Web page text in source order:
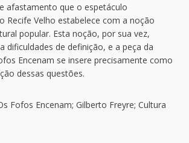
afastamento que o espetáculo
Recife Velho estabelece com a noção
popular. Esta noção, por sua vez,
dificuldades de definição, e a peça da
Encenam se insere precisamente como
dessas questões.
Fofos Encenam; Gilberto Freyre; Cultura